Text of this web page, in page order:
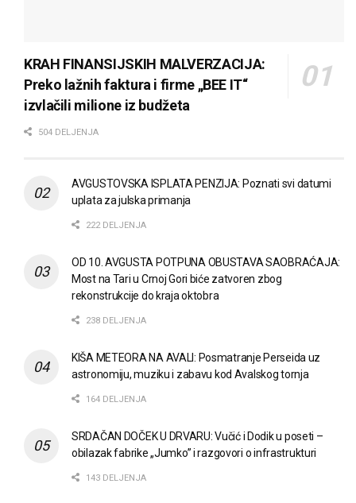
KRAH FINANSIJSKIH MALVERZACIJA:
Preko lažnih faktura i firme „BEE IT“
izvlačili milione iz budžeta
504 DELJENJA
AVGUSTOVSKA ISPLATA PENZIJA: Poznati svi datumi
uplata za julska primanja
222 DELJENJA
OD 10. AVGUSTA POTPUNA OBUSTAVA SAOBRAĆAJA:
Most na Tari u Crnoj Gori biće zatvoren zbog
rekonstrukcije do kraja oktobra
238 DELJENJA
KIŠA METEORA NA AVALI: Posmatranje Perseida uz
astronomiju, muziku i zabavu kod Avalskog tornja
164 DELJENJA
SRDAČAN DOČEK U DRVARU: Vučić i Dodik u poseti –
obilazak fabrike „Jumko” i razgovori o infrastrukturi
143 DELJENJA